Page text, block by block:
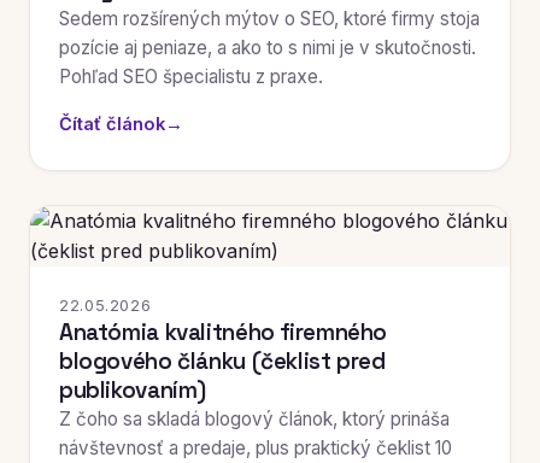
Sedem rozšírených mýtov o SEO, ktoré firmy stoja
pozície aj peniaze, a ako to s nimi je v skutočnosti.
Pohľad SEO špecialistu z praxe.
Čítať článok→
22.05.2026
Anatómia kvalitného firemného
blogového článku (čeklist pred
publikovaním)
Z čoho sa skladá blogový článok, ktorý prináša
návštevnosť a predaje, plus praktický čeklist 10